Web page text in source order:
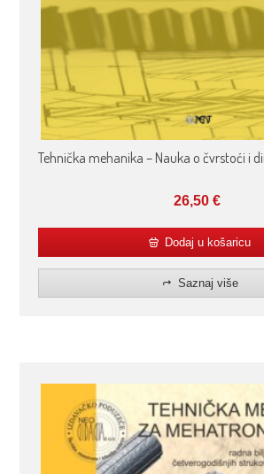
Tehnička mehanika – Nauka o čvrstoći i
26,50 €
Dodaj u košaricu
Saznaj više